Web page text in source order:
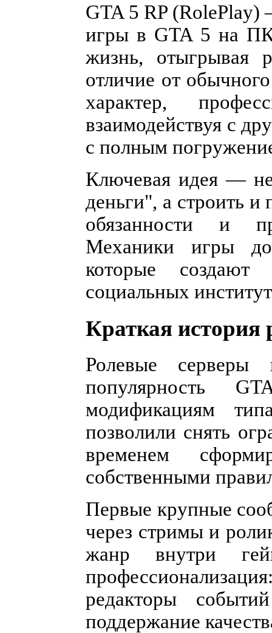
GTA 5 RP (RolePlay)
игры в GTA 5 на
жизнь, отыгрывая
отличие от
характер,
взаимодействуя с
с полным
Ключевая идея —
деньги", а строить
обязанности и
Механики игры
которые
социальных
Краткая история
Ролевые
популярность
модификациям
позволили снять
временем
собственными
Первые крупные
через стримы и
жанр внутри
редакторы
поддержание